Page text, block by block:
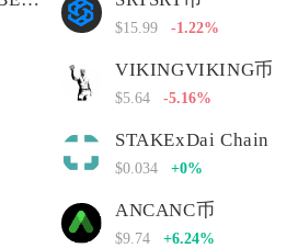
$15.99 -1.22%
VIKINGVIKING币
$5.64 -5.16%
STAKExDai Chain
$0.034 +0%
ANCANC币
$9.74 +6.24%